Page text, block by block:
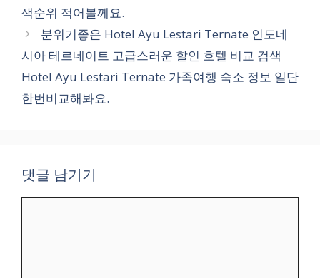
색순위 적어볼께요.
분위기좋은 Hotel Ayu Lestari Ternate 인도네
시아 테르네이트 고급스러운 할인 호텔 비교 검색
Hotel Ayu Lestari Ternate 가족여행 숙소 정보 일단
한번비교해봐요.
댓글 남기기